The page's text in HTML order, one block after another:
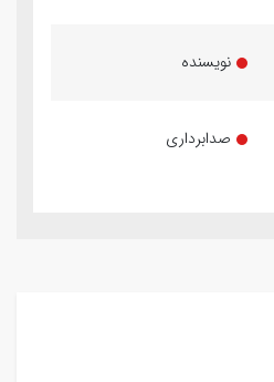
نویسنده
صدابرداری